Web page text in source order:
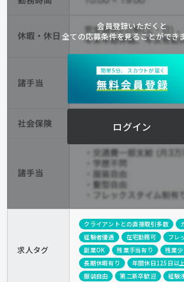
会員登録いただくと
全ての応募条件を見ることができ
ログイン
求人タグ
クライアントとの直接取引多数
経験者優遇
在宅勤務可
フレ
副業OK
残業手当有り
残業
長期休暇有り
年間休日125日以
服装自由
第二新卒歓迎 経験